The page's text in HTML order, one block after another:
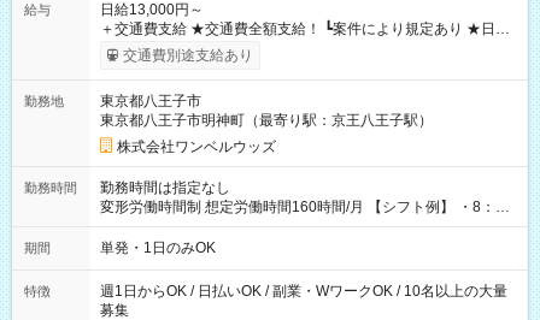
給与
日給13,000円～
＋交通費支給 ★交通費全額支給！ ┗案件により規定あり ★日払
いOK！（規定あり） ┗働いたその日に現金GET♪ お仕事後はコ
ンビニATMから 日払い分を引き落とせます！ 【試用期間】試
交通費別途支給あり
勤務地
東京都八王子市
東京都八王子市明神町（最寄り駅：京王八王子駅）
株式会社ワンベルウッズ
勤務時間
勤務時間は指定なし
変形労働時間制 想定労働時間160時間/月 【シフト例】 ・8：00
～21：00
期間 単発・1日のみOK
特徴
週1日からOK / 日払いOK / 副業・WワークOK / 10名以上の大量
募集